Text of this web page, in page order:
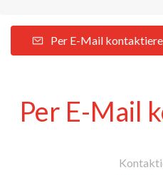
Per E-Mail
Per E-Mail